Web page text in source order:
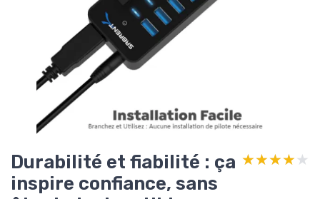
Durabilité et fiabilité : ça
inspire confiance, sans
★★★★★
★★★★★